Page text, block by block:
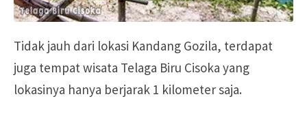
Tidak jauh dari lokasi Kandang Gozila, terdapat
juga tempat wisata Telaga Biru Cisoka yang
lokasinya hanya berjarak 1 kilometer saja.